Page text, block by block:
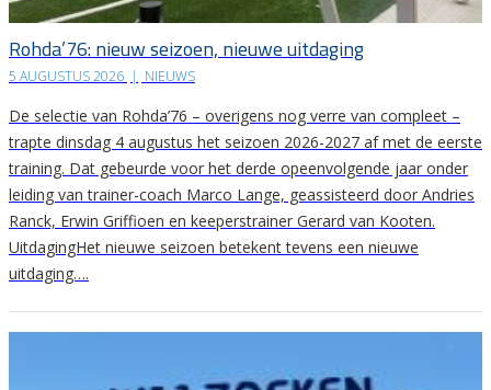
Rohda’76: nieuw seizoen, nieuwe uitdaging
5 AUGUSTUS 2026 | NIEUWS
De selectie van Rohda’76 – overigens nog verre van compleet –
trapte dinsdag 4 augustus het seizoen 2026-2027 af met de eerste
training. Dat gebeurde voor het derde opeenvolgende jaar onder
leiding van trainer-coach Marco Lange, geassisteerd door Andries
Ranck, Erwin Griffioen en keeperstrainer Gerard van Kooten.
UitdagingHet nieuwe seizoen betekent tevens een nieuwe
uitdaging….